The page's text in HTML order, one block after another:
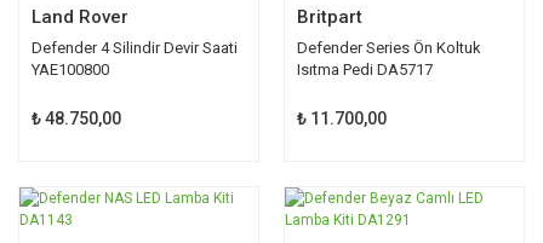
Land Rover
Defender 4 Silindir Devir Saati
YAE100800
₺ 48.750,00
Britpart
Defender Series Ön Koltuk
Isıtma Pedi DA5717
₺ 11.700,00